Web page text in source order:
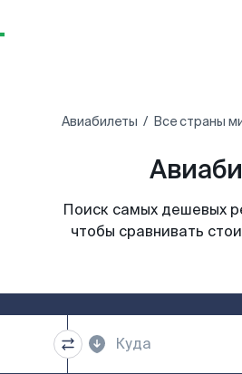
Авиабилеты Все страны
Поиск самых дешевых
чтобы сравнивать